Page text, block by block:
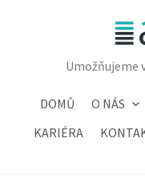
Umožňujeme
DOMŮ O NÁS
KARIÉRA